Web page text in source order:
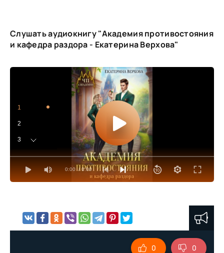
Слушать аудиокнигу "Академия противостояния
и кафедра раздора - Екатерина Верхова"
0:00 / 0:00
1
2
3
4
0 0